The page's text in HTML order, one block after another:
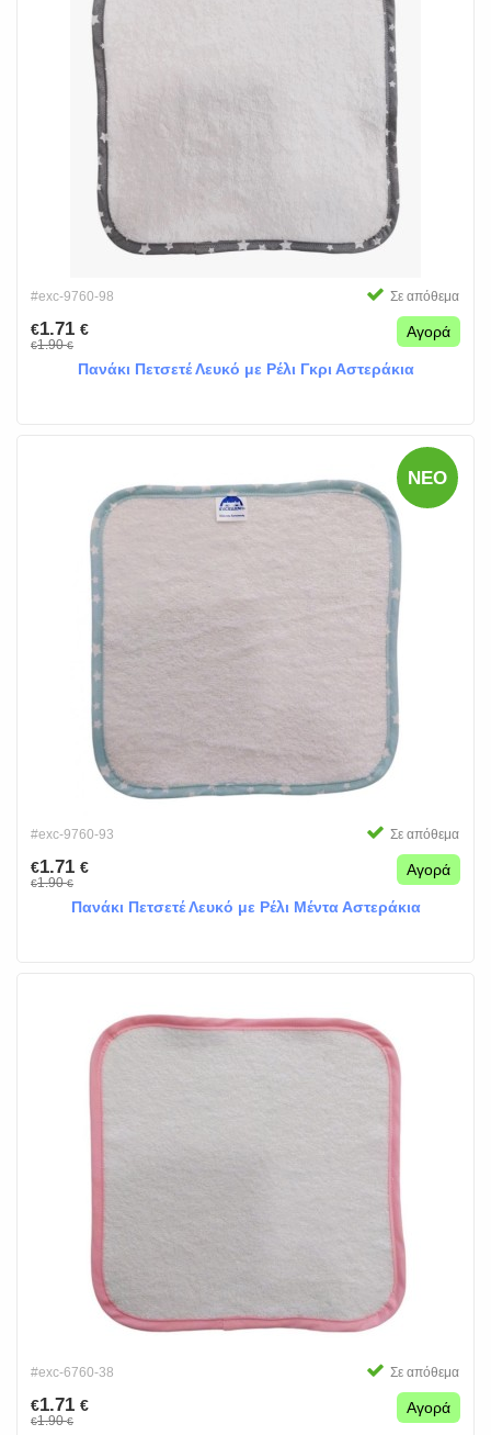
#exc-9760-98 Σε απόθεμα
€1.71 €
€1.90€
Αγορά
Πανάκι Πετσετέ Λευκό με Ρέλι Γκρι Αστεράκια
ΝΈΟ
#exc-9760-93 Σε απόθεμα
€1.71 €
€1.90€
Αγορά
Πανάκι Πετσετέ Λευκό με Ρέλι Μέντα Αστεράκια
#exc-6760-38 Σε απόθεμα
€1.71 €
€1.90€
Αγορά